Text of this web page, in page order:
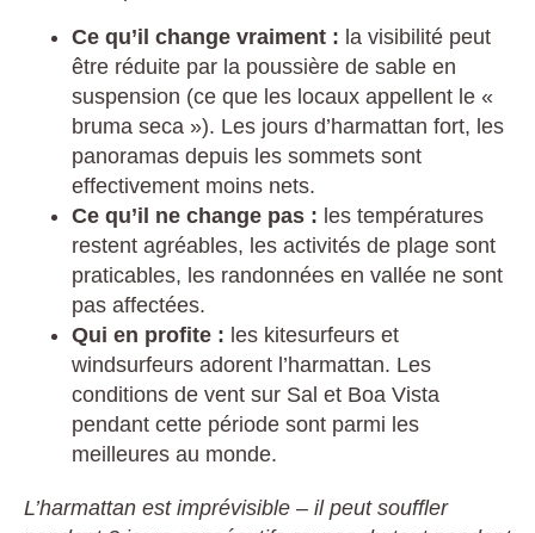
Ce qu’il change vraiment : la visibilité peut
être réduite par la poussière de sable en
suspension (ce que les locaux appellent le «
bruma seca »). Les jours d’harmattan fort, les
panoramas depuis les sommets sont
effectivement moins nets.
Ce qu’il ne change pas : les températures
restent agréables, les activités de plage sont
praticables, les randonnées en vallée ne sont
pas affectées.
Qui en profite : les kitesurfeurs et
windsurfeurs adorent l’harmattan. Les
conditions de vent sur Sal et Boa Vista
pendant cette période sont parmi les
meilleures au monde.
L’harmattan est imprévisible – il peut souffler